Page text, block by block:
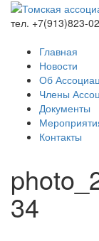
тел. +7(913)823-
Главная
Новости
Об
Члены
Документы
Контакты
34